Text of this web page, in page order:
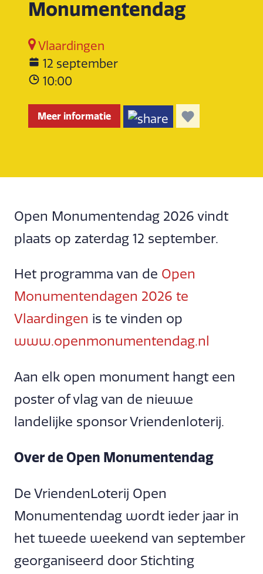
Monumentendag
Vlaardingen
12 september
10:00
Meer informatie
Open Monumentendag 2026 vindt
plaats op zaterdag 12 september.
Het programma van de Open
Monumentendagen 2026 te
Vlaardingen is te vinden op
www.openmonumentendag.nl
Aan elk open monument hangt een
poster of vlag van de nieuwe
landelijke sponsor Vriendenloterij.
Over de Open Monumentendag
De VriendenLoterij Open
Monumentendag wordt ieder jaar in
het tweede weekend van september
georganiseerd door Stichting